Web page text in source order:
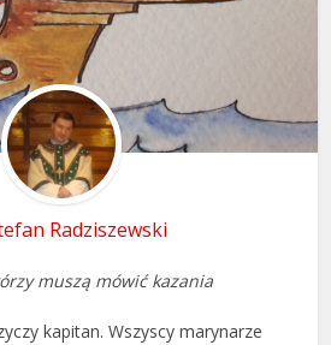
Radziszewski
muszą mówić kazania
kapitan. Wszyscy marynarze